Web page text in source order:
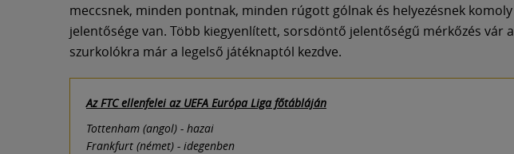
meccsnek, minden pontnak, minden rúgott gólnak és helyezésnek komoly
jelentősége van. Több kiegyenlített, sorsdöntő jelentőségű mérkőzés vár a
szurkolókra már a legelső játéknaptól kezdve.
Az FTC ellenfelei az UEFA Európa Liga főtábláján
Tottenham (angol) - hazai
Frankfurt (német) - idegenben